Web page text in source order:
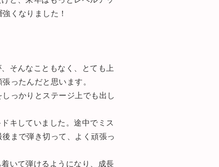
くなりました！
そんなこともなく、とても上
ったんだと思います。
っかりとステージ上でも出し
キしていました。途中でミス
まで弾き切って、よく頑張っ
いて弾けるようになり、成長